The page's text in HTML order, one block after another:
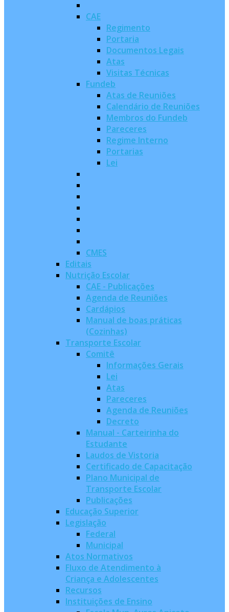
CAE
Regimento
Portaria
Documentos Legais
Atas
Visitas Técnicas
Fundeb
Atas de Reuniões
Calendário de Reuniões
Membros do Fundeb
Pareceres
Regime Interno
Portarias
Lei
CMES
Editais
Nutrição Escolar
CAE - Publicações
Agenda de Reuniões
Cardápios
Manual de boas práticas
(Cozinhas)
Transporte Escolar
Comitê
Informações Gerais
Lei
Atas
Pareceres
Agenda de Reuniões
Decreto
Manual - Carteirinha do
Estudante
Laudos de Vistoria
Certificado de Capacitação
Plano Municipal de
Transporte Escolar
Publicações
Educação Superior
Legislação
Federal
Municipal
Atos Normativos
Fluxo de Atendimento à
Criança e Adolescentes
Recursos
Instituições de Ensino